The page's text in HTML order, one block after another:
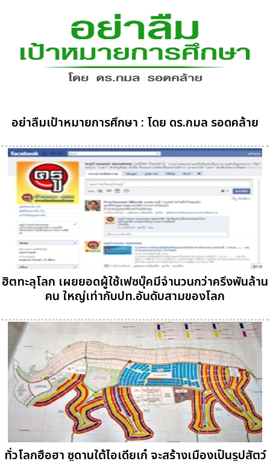
อย่าลืมเป้าหมายการศึกษา : โดย ดร.กมล รอดคล้าย
ฮิตทะลุโลก เผยยอดผู้ใช้เฟซบุ๊คมีจำนวนกว่าครึงพันล้าน
คน ใหญ่เท่ากับปท.อันดับสามของโลก
ทั่วโลกฮือฮา ซูดานใต้ไอเดียเก๋ จะสร้างเมืองเป็นรูปสัตว์